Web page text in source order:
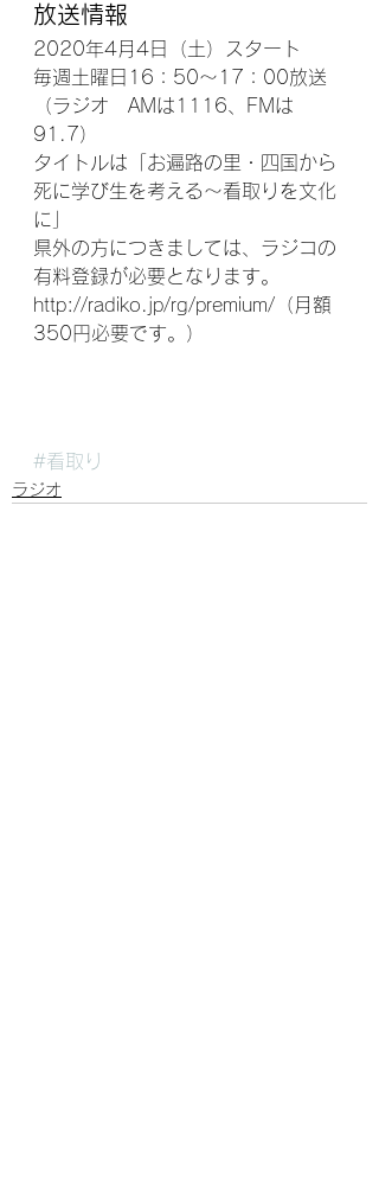
放送情報
2020年4月4日（土）スタート
毎週土曜日16：50～17：00放送
（ラジオ　AMは1116、FMは
91.7）
タイトルは「お遍路の里・四国から
死に学び生を考える～看取りを文化
に」
県外の方につきましては、ラジコの
有料登録が必要となります。
http://radiko.jp/rg/premium/（月額
350円必要です。）
#看取り
ラジオ